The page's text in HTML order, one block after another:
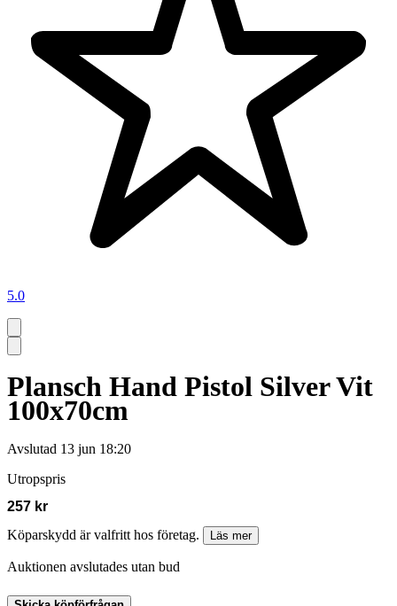
5.0
Plansch Hand Pistol Silver Vit
100x70cm
Avslutad 13 jun 18:20
Utropspris
257 kr
Köparskydd är valfritt hos företag.
Läs mer
Auktionen avslutades utan bud